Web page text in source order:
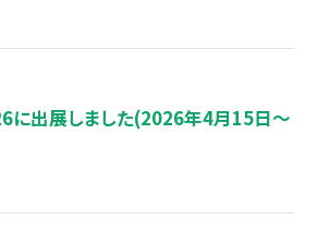
に出展しました(2026年4月15日～